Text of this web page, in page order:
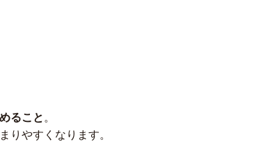
ること 。
りやすくなります。